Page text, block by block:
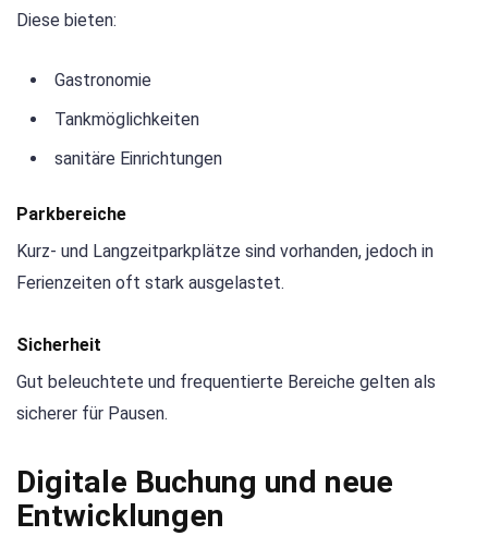
Diese bieten:
Gastronomie
Tankmöglichkeiten
sanitäre Einrichtungen
Parkbereiche
Kurz- und Langzeitparkplätze sind vorhanden, jedoch in
Ferienzeiten oft stark ausgelastet.
Sicherheit
Gut beleuchtete und frequentierte Bereiche gelten als
sicherer für Pausen.
Digitale Buchung und neue
Entwicklungen